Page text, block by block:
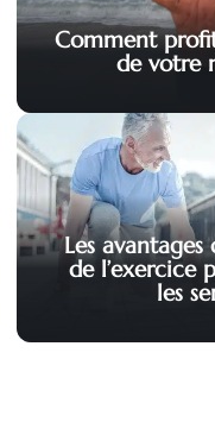
Comment
de votre
Les
de l’exercice
les